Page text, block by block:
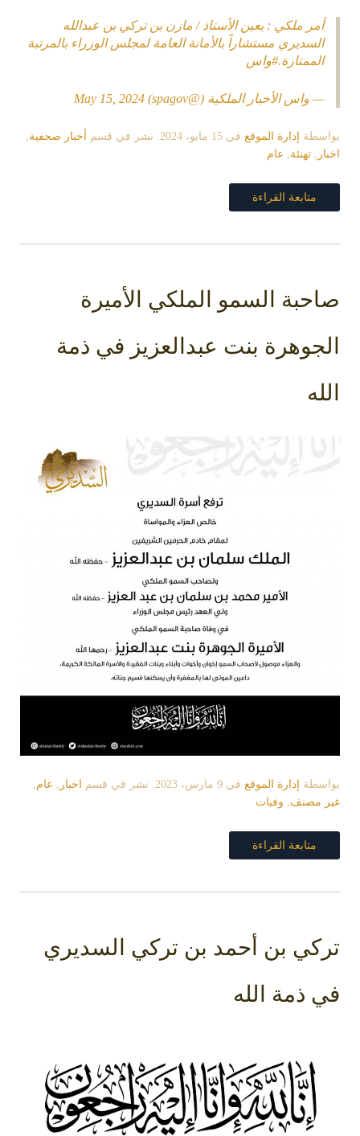
أمر ملكي : يعين الأستاذ / مازن بن تركي بن عبدالله
السديري مستشاراً بالأمانة العامة لمجلس الوزراء بالمرتبة
الممتازة.#واس
— واس الأخبار الملكية (@spagov) May 15, 2024
بواسطة إدارة الموقع في 15 مايو، 2024 . نشر في قسم أخبار صحفية,
اخبار , تهنئة, عام
متابعة القراءة
صاحبة السمو الملكي الأميرة
الجوهرة بنت عبدالعزيز في ذمة
الله
بواسطة إدارة الموقع في 9 مارس، 2023 . نشر في قسم اخبار , عام,
غير مصنف, وفيات
متابعة القراءة
تركي بن أحمد بن تركي السديري
في ذمة الله